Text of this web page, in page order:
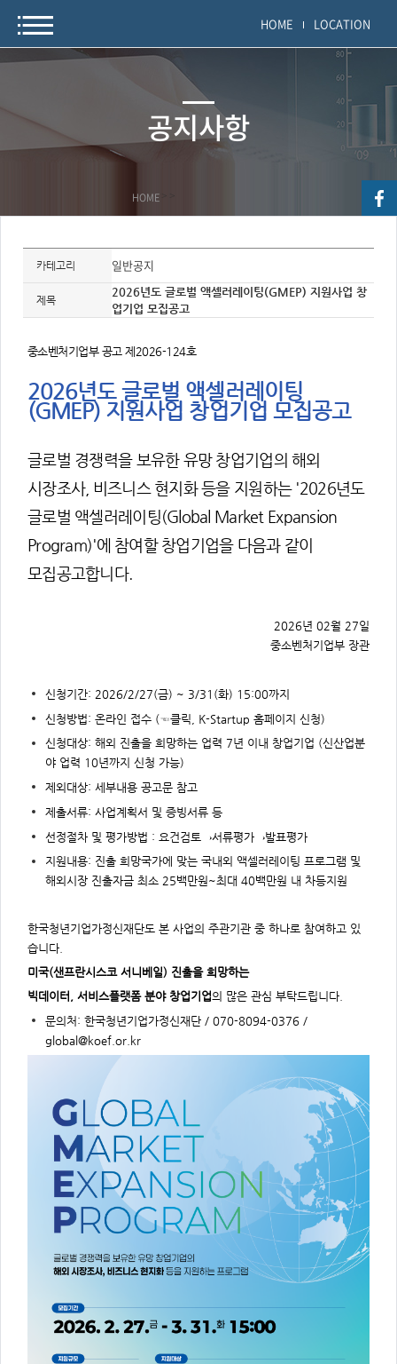
HOME LOCATION
공지사항
HOME > >
자
개
내
용,
워
드/
주
제,
유
저
작
권
자/
작
성
자,
년
도,
대
표
이
작
유
카테고리 일반공지
제목
2026년도 글로벌 액셀러레이팅(GMEP) 지원사업 창
업기업 모집공고
중소벤처기업부 공고 제2026-124호
2026년도 글로벌 액셀러레이팅
(GMEP) 지원사업 창업기업 모집공고
글로벌 경쟁력을 보유한 유망 창업기업의 해외
시장조사, 비즈니스 현지화 등을 지원하는 '2026년도
글로벌 액셀러레이팅(Global Market Expansion
Program)'에 참여할 창업기업을 다음과 같이
모집공고합니다.
2026년 02월 27일
중소벤처기업부 장관
신청기간: 2026/2/27(금) ~ 3/31(화) 15:00까지
신청방법: 온라인 접수 (☜클릭, K-Startup 홈페이지 신청)
신청대상: 해외 진출을 희망하는 업력 7년 이내 창업기업 (신산업분
야 업력 10년까지 신청 가능)
제외대상: 세부내용 공고문 참고
제출서류: 사업계획서 및 증빙서류 등
선정절차 및 평가방법 : 요건검토→서류평가 →발표평가
지원내용: 진출 희망국가에 맞는 국내외 액셀러레이팅 프로그램 및
해외시장 진출자금 최소 25백만원~최대 40백만원 내 차등지원
한국청년기업가정신재단도 본 사업의 주관기관 중 하나로 참여하고 있
습니다.
미국(샌프란시스코 서니베일) 진출을 희망하는
빅데이터, 서비스플랫폼 분야 창업기업의 많은 관심 부탁드립니다.
문의처: 한국청년기업가정신재단 / 070-8094-0376 /
global@koef.or.kr